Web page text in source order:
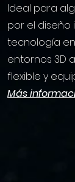
Ideal para
por el diseño
tecnología
entornos 3D
flexible y
Más